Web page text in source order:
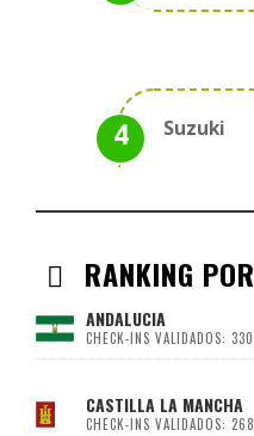
Suzuki
RANKING
ANDALUCIA
CHECK-INS VALIDADOS: 330
CASTILLA LA MANCHA
CHECK-INS VALIDADOS: 268